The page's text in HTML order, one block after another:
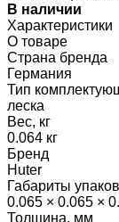
В наличии
Характеристики
О товаре
Страна бренда
Германия
Тип
леска
Вес, кг
0.064 кг
Бренд
Huter
Габариты
0.065 × 0.065 ×
Толщина, мм